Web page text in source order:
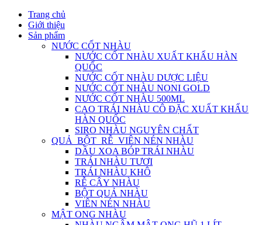
Trang chủ
Giới thiệu
Sản phẩm
NƯỚC CỐT NHÀU
NƯỚC CỐT NHÀU XUẤT KHẨU HÀN
QUỐC
NƯỚC CỐT NHÀU DƯỢC LIỆU
NƯỚC CỐT NHÀU NONI GOLD
NƯỚC CỐT NHÀU 500ML
CAO TRÁI NHÀU CÔ ĐẶC XUẤT KHẨU
HÀN QUỐC
SIRO NHÀU NGUYÊN CHẤT
QUẢ_BỘT_RỄ_VIÊN NÉN NHÀU
DẦU XOA BÓP TRÁI NHÀU
TRÁI NHÀU TƯƠI
TRÁI NHÀU KHÔ
RỄ CÂY NHÀU
BỘT QUẢ NHÀU
VIÊN NÉN NHÀU
MẬT ONG NHÀU